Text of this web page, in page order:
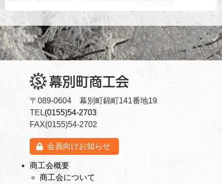
〒089-0604 幕別町錦町141番地19
TEL(0155)54-2703
FAX(0155)54-2702
会員向けお知らせ
商工会概要
商工会について